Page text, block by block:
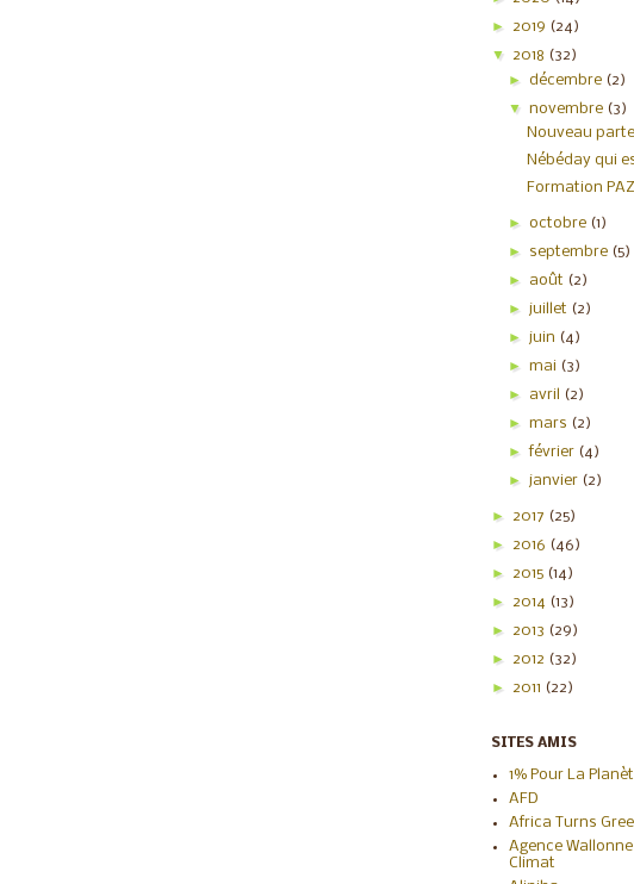
► 2019 (24)
▼ 2018 (32)
► décembre (2)
▼novembre (3)
Nouveau
Nébéday qui
Formation
►octobre (1)
► septembre (5)
► août (2)
►juillet (2)
►juin (4)
►mai (3)
► avril (2)
►mars (2)
►février (4)
►janvier (2)
► 2017 (25)
► 2016 (46)
► 2015 (14)
► 2014 (13)
► 2013 (29)
► 2012 (32)
► 2011 (22)
SITES AMIS
1% Pour La
AFD
Africa Turns
Agence
Climat